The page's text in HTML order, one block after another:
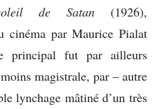
de Satan (1926),
cinéma par Maurice Pialat
fut par ailleurs
magistrale, par – autre
lynchage mâtiné d’un très